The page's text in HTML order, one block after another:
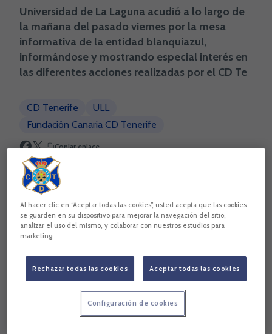
Universidad de La Laguna acudió a lo largo de
la mañana del pasado viernes por la mesa
informativa de la entidad blanquiazul,
informándose y mostrando especial interés en
las diferentes acciones realizadas por el CD Te
CD Tenerife
ULL
Fundación Canaria CD Tenerife
Copiar enlace
Al hacer clic en “Aceptar todas las cookies”, usted acepta que las cookies
se guarden en su dispositivo para mejorar la navegación del sitio,
analizar el uso del mismo, y colaborar con nuestros estudios para
marketing.
Rechazar todas las cookies Aceptar todas las cookies
Configuración de cookies